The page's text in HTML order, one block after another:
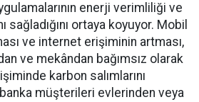
enerji verimliliği ve
sağladığını ortaya koyuyor. Mobil
ve internet erişiminin artması,
ve mekândan bağımsız olarak
karbon salımlarını
müşterileri evlerinden veya